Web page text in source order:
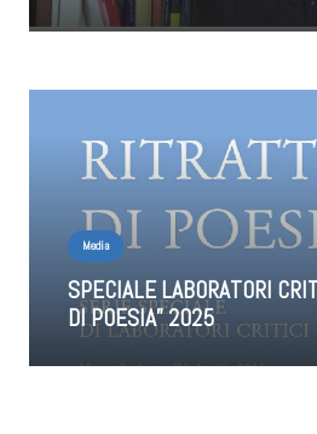
Media
SPECIALE LABORATORI
DI POESIA” 2025